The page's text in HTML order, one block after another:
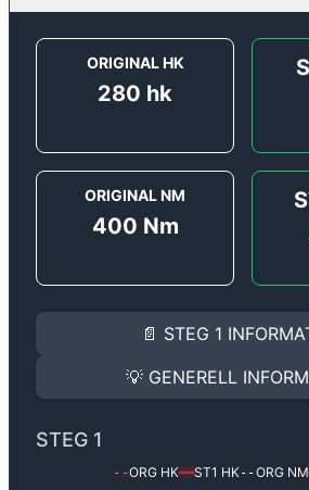
ORIGINAL HK
280 hk
ORIGINAL NM
400 Nm
📄 STEG 1
INFORMATION
Steg 1
Effekten ökar från280 hktill
(+30 hk & +60 Nm).
Ger mer effekt, högre
Steg 1 mjukvara
💡 GENERELL
✅ All mjukvara är skräddarsydd
✅ Felsökning inann samt efter
STEG 1
--ORG HK━━ST1 HK--ORG NM